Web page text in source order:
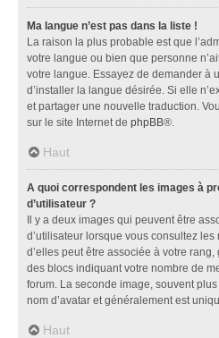
Ma langue n’est pas dans la liste !
La raison la plus probable est que
votre langue ou bien que personne
votre langue. Essayez de demander à
d’installer la langue désirée. Si elle
et partager une nouvelle traduction.
sur le site Internet de phpBB®.
Haut
A quoi correspondent les images à
d’utilisateur ?
Il y a deux images qui peuvent être
d’utilisateur lorsque vous consultez les
d’elles peut être associée à votre
des blocs indiquant votre nombre de
forum. La seconde image, souvent
nom d’avatar et généralement est
Haut